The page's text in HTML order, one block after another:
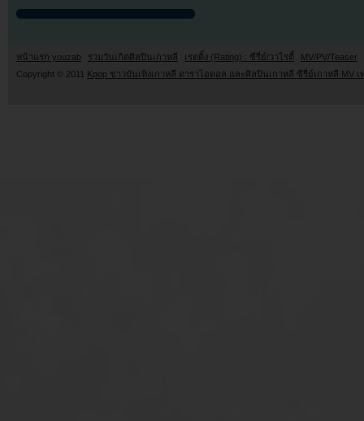
หน้าแรก youzab รวมวันเกิดศิลปินเกาหลี เรตติ้ง (Rating) : ซีรี่ย์/วาไรตี้
MV/PV/Teaser
Copyright © 2011 Kpop ข่าวบันเทิงเกาหลี ดาราไอดอล และศิลปินเกาหลี ซีรี่ย์เกาหลี MV